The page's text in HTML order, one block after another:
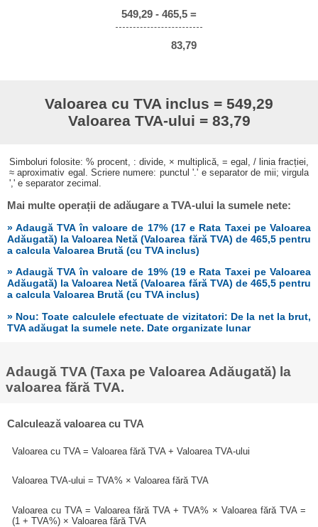
549,29 - 465,5 =
83,79
Valoarea cu TVA inclus = 549,29
Valoarea TVA-ului = 83,79
Simboluri folosite: % procent, : divide, × multiplică, = egal, / linia fracției,
≈ aproximativ egal. Scriere numere: punctul '.' e separator de mii; virgula
',' e separator zecimal.
Mai multe operații de adăugare a TVA-ului la sumele nete:
» Adaugă TVA în valoare de 17% (17 e Rata Taxei pe Valoarea
Adăugată) la Valoarea Netă (Valoarea fără TVA) de 465,5 pentru
a calcula Valoarea Brută (cu TVA inclus)
» Adaugă TVA în valoare de 19% (19 e Rata Taxei pe Valoarea
Adăugată) la Valoarea Netă (Valoarea fără TVA) de 465,5 pentru
a calcula Valoarea Brută (cu TVA inclus)
» Nou: Toate calculele efectuate de vizitatori: De la net la brut,
TVA adăugat la sumele nete. Date organizate lunar
Adaugă TVA (Taxa pe Valoarea Adăugată) la
valoarea fără TVA.
Calculează valoarea cu TVA
Valoarea cu TVA = Valoarea fără TVA + Valoarea TVA-ului
Valoarea TVA-ului = TVA% × Valoarea fără TVA
Valoarea cu TVA = Valoarea fără TVA + TVA% × Valoarea fără TVA =
(1 + TVA%) × Valoarea fără TVA